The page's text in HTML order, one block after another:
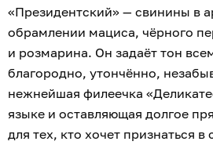
«Президентский» — свинины в
обрамлении мациса, чёрного
и розмарина. Он задаёт тон
благородно, утончённо,
нежнейшая филеечка
языке и оставляющая долгое
для тех, кто хочет признаться